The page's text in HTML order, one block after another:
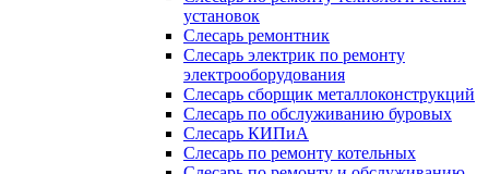
установок
Слесарь ремонтник
Слесарь электрик по ремонту
электрооборудования
Слесарь сборщик металлоконструкций
Слесарь по обслуживанию буровых
Слесарь КИПиА
Слесарь по ремонту котельных